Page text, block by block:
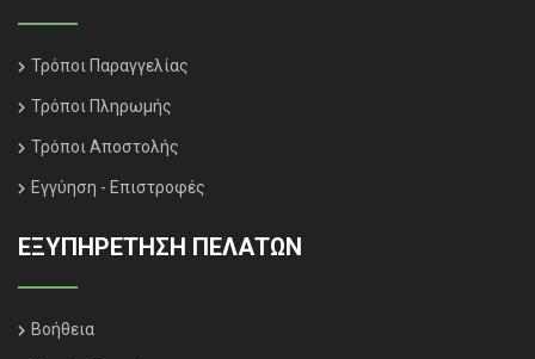
Τρόποι Παραγγελίας
Τρόποι Πληρωμής
Τρόποι Αποστολής
Εγγύηση - Επιστροφές
ΕΞΥΠΗΡΈΤΗΣΗ ΠΕΛΑΤΏΝ
Βοήθεια